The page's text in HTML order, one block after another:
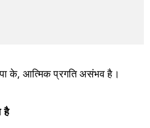
के, आत्मिक प्रगति असंभव है।
है